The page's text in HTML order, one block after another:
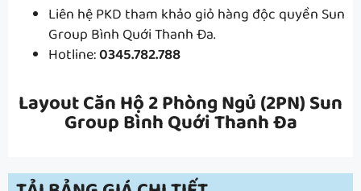
Liên hệ PKD tham khảo giỏ hàng độc quyền Sun
Group Bình Quới Thanh Đa.
Hotline:0345.782.788
Layout Căn Hộ 2 Phòng Ngủ (2PN) Sun
Group Bình Quới Thanh Đa